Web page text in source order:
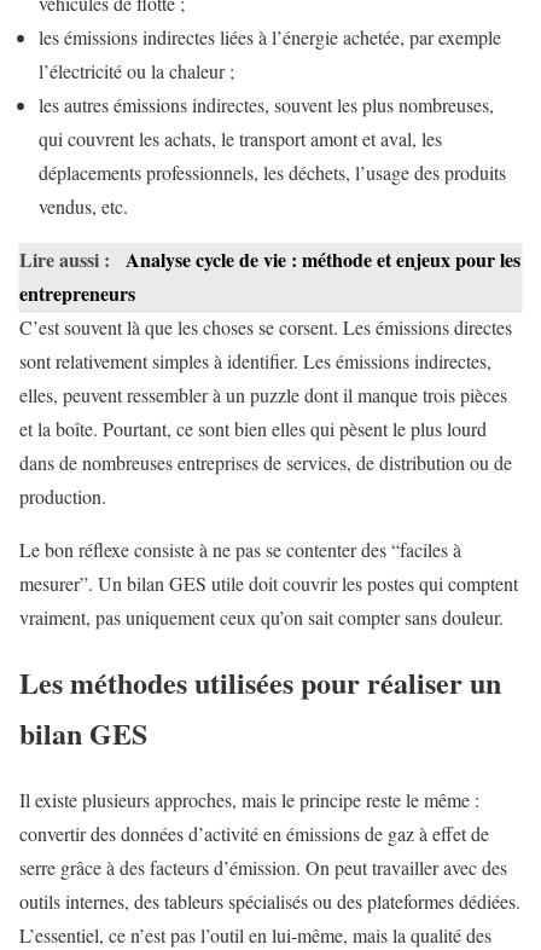
les émissions indirectes liées à l’énergie achetée, par exemple
l’électricité ou la chaleur ;
les autres émissions indirectes, souvent les plus nombreuses,
qui couvrent les achats, le transport amont et aval, les
déplacements professionnels, les déchets, l’usage des produits
vendus, etc.
Lire aussi :
Analyse cycle de vie : méthode et enjeux pour les
entrepreneurs
C’est souvent là que les choses se corsent. Les émissions directes
sont relativement simples à identifier. Les émissions indirectes,
elles, peuvent ressembler à un puzzle dont il manque trois pièces
et la boîte. Pourtant, ce sont bien elles qui pèsent le plus lourd
dans de nombreuses entreprises de services, de distribution ou de
production.
Le bon réflexe consiste à ne pas se contenter des “faciles à
mesurer”. Un bilan GES utile doit couvrir les postes qui comptent
vraiment, pas uniquement ceux qu’on sait compter sans douleur.
Les méthodes utilisées pour réaliser un
bilan GES
Il existe plusieurs approches, mais le principe reste le même :
convertir des données d’activité en émissions de gaz à effet de
serre grâce à des facteurs d’émission. On peut travailler avec des
outils internes, des tableurs spécialisés ou des plateformes dédiées.
L’essentiel, ce n’est pas l’outil en lui-même, mais la qualité des